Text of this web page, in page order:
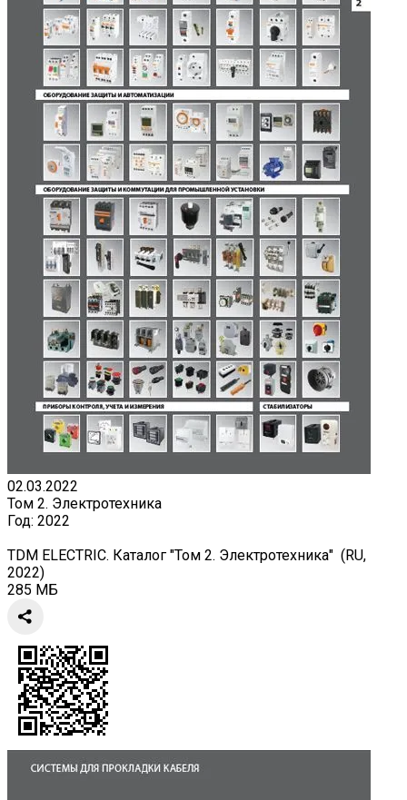
02.03.2022
Том 2. Электротехника
Год: 2022
TDM ELECTRIC. Каталог "Том 2. Электротехника" (RU,
2022)
285 МБ